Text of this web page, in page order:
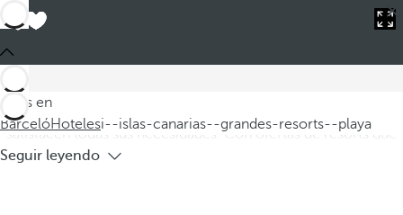
Estás en
BarcelóHotelesi--islas-canarias--grandes-resorts--playa
Barceló
i--islas-canarias--grandes-resorts--playa
resorts en playa
Canarias, donde encontrará grandes resorts en la playa que
satisfacen todas sus necesidades. Con ofertas de resorts que
Seguir leyendo